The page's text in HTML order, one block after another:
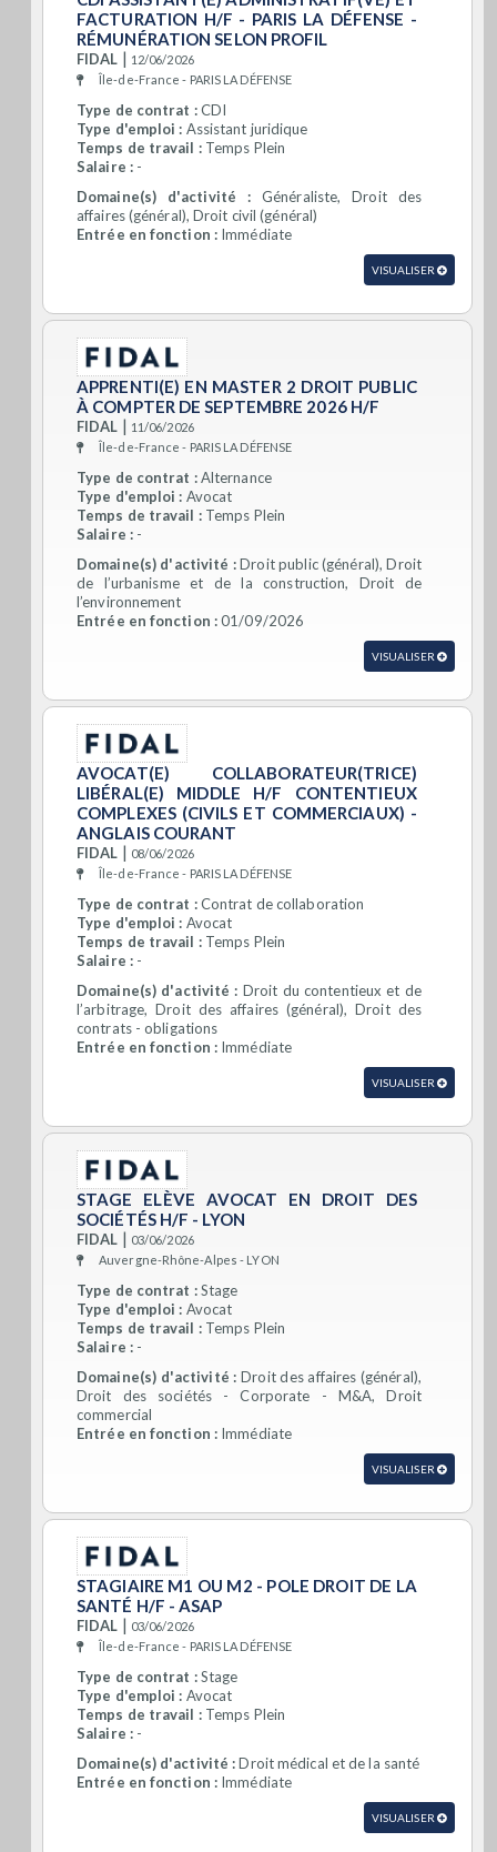
FACTURATION H/F - PARIS LA DÉFENSE -
RÉMUNÉRATION SELON PROFIL
FIDAL | 12/06/2026
Île-de-France - PARIS LA DÉFENSE
Type de contrat :CDI
Type d'emploi : Assistant juridique
Temps de travail :Temps Plein
Salaire :-
Domaine(s) d'activité : Généraliste, Droit des
affaires (général), Droit civil (général)
Entrée en fonction : Immédiate
VISUALISER
APPRENTI(E) EN MASTER 2 DROIT PUBLIC
À COMPTER DE SEPTEMBRE 2026 H/F
FIDAL | 11/06/2026
Île-de-France - PARIS LA DÉFENSE
Type de contrat :Alternance
Type d'emploi : Avocat
Temps de travail :Temps Plein
Salaire :-
Domaine(s) d'activité :Droit public (général), Droit
de l’urbanisme et de la construction, Droit de
l’environnement
Entrée en fonction :01/09/2026
VISUALISER
AVOCAT(E) COLLABORATEUR(TRICE)
LIBÉRAL(E) MIDDLE H/F CONTENTIEUX
COMPLEXES (CIVILS ET COMMERCIAUX) -
ANGLAIS COURANT
FIDAL | 08/06/2026
Île-de-France - PARIS LA DÉFENSE
Type de contrat :Contrat de collaboration
Type d'emploi : Avocat
Temps de travail :Temps Plein
Salaire :-
Domaine(s) d'activité : Droit du contentieux et de
l’arbitrage, Droit des affaires (général), Droit des
contrats - obligations
Entrée en fonction : Immédiate
VISUALISER
STAGE ELÈVE AVOCAT EN DROIT DES
SOCIÉTÉS H/F - LYON
FIDAL | 03/06/2026
Auvergne-Rhône-Alpes - LYON
Type de contrat :Stage
Type d'emploi : Avocat
Temps de travail :Temps Plein
Salaire :-
Domaine(s) d'activité : Droit des affaires (général),
Droit des sociétés - Corporate - M&A, Droit
commercial
Entrée en fonction : Immédiate
VISUALISER
STAGIAIRE M1 OU M2 - POLE DROIT DE LA
SANTÉ H/F - ASAP
FIDAL | 03/06/2026
Île-de-France - PARIS LA DÉFENSE
Type de contrat :Stage
Type d'emploi : Avocat
Temps de travail :Temps Plein
Salaire :-
Domaine(s) d'activité :Droit médical et de la santé
Entrée en fonction : Immédiate
VISUALISER